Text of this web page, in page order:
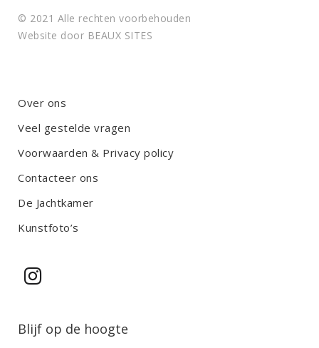
© 2021 Alle rechten voorbehouden
Website door BEAUX SITES
Over ons
Veel gestelde vragen
Voorwaarden & Privacy policy
Contacteer ons
De Jachtkamer
Kunstfoto’s
Blijf op de hoogte